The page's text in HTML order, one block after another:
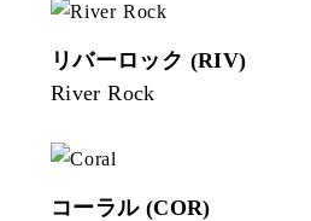
リバーロック (RIV)
River Rock
コーラル (COR)